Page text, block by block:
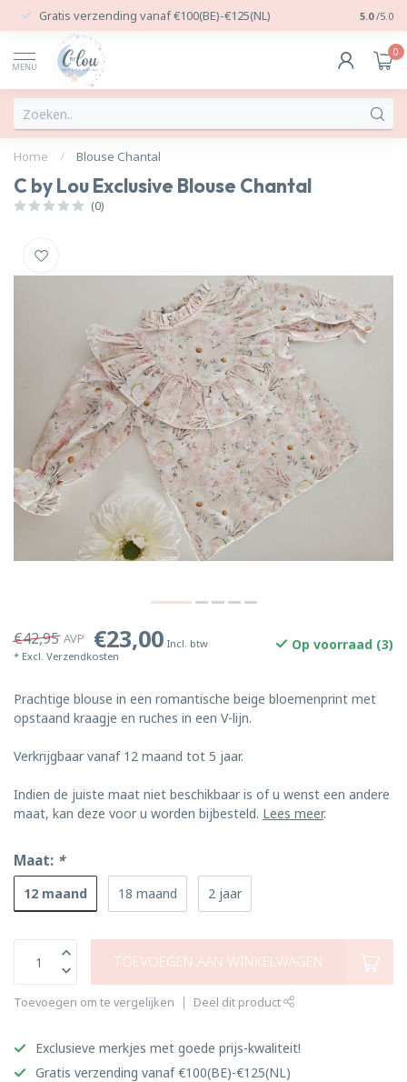
Gratis verzending vanaf €100(BE)-€125(NL) 24/7
5.0 /5.0
MENU
0
Home / Blouse Chantal
C by Lou Exclusive Blouse Chantal
(0)
€42,95 AVP €23,00 Incl. btw
* Excl. Verzendkosten
Op voorraad (3)
Prachtige blouse in een romantische beige bloemenprint met
opstaand kraagje en ruches in een V-lijn.
Verkrijgbaar vanaf 12 maand tot 5 jaar.
Indien de juiste maat niet beschikbaar is of u wenst een andere
maat, kan deze voor u worden bijbesteld. Lees meer.
Maat: *
12 maand 18 maand 2 jaar
TOEVOEGEN AAN WINKELWAGEN
Toevoegen om te vergelijken Deel dit product
Exclusieve merkjes met goede prijs-kwaliteit!
Gratis verzending vanaf €100(BE)-€125(NL)